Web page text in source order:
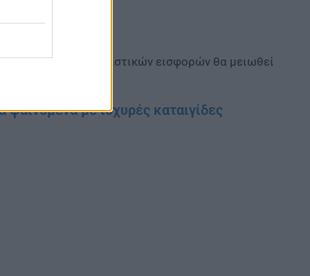
σε 56 ευρώ.
σύνολο των ασφαλιστικών εισφορών θα μειωθεί
φαινόμενα με ισχυρές καταιγίδες